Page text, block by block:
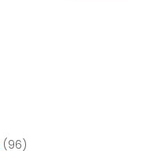
(96)